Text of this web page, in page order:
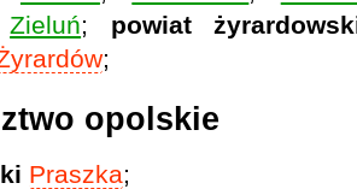
Zieluń; powiat
;
opolskie
Praszka;